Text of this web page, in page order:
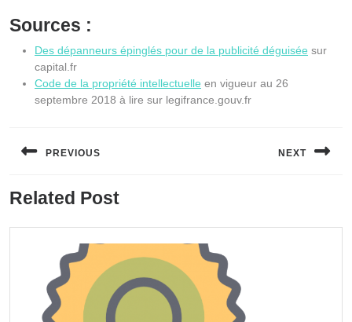
Sources :
Des dépanneurs épinglés pour de la publicité déguisée sur
capital.fr
Code de la propriété intellectuelle en vigueur au 26
septembre 2018 à lire sur legifrance.gouv.fr
de
PREVIOUS
post:
NEXT
Related Post